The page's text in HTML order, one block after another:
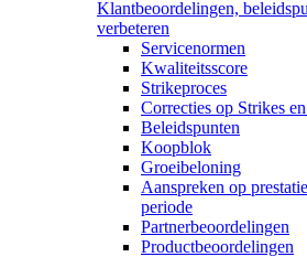
Klantbeoordelingen,
verbeteren
Servicenormen
Kwaliteitsscore
Strikeproces
Correcties op Strikes
Beleidspunten
Koopblok
Groeibeloning
Aanspreken op
periode
Partnerbeoordelingen
Productbeoordelingen